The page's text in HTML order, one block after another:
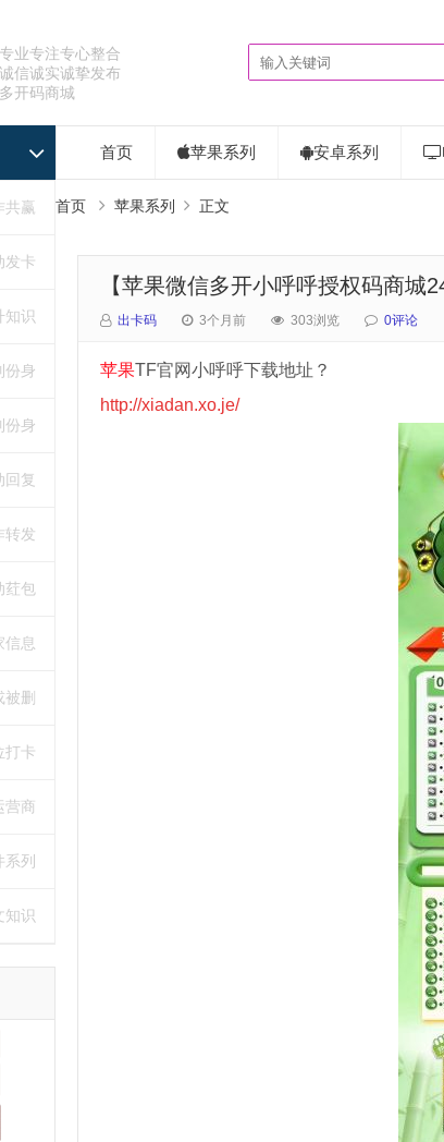
专业专注专心整合
诚信诚实诚挚发布
多开码商城
共赢
发卡
知识
份身
份身
回复
转发
荭包
信息
被删
打卡
营商
列
知识
首页 苹果系列 安卓系列
首页 苹果系列 正文
【苹果微信多开小呼呼授权码商
出卡码 3个月前 303浏览 0评论
苹果TF官网小呼呼下载地址？
http://xiadan.xo.je/